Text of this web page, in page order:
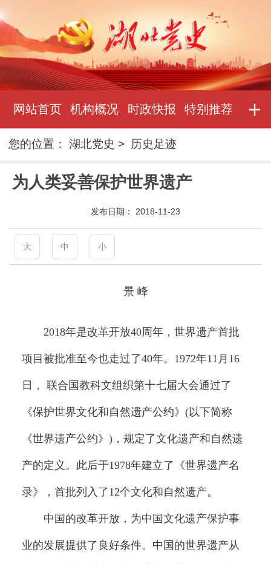
网站首页 机构概况 时政快报 特别推荐
您的位置：湖北党史 > 历史足迹
为人类妥善保护世界遗产
发布日期： 2018-11-23
大 中 小
景 峰
2018年是改革开放40周年，世界遗产首批
项目被批准至今也走过了40年。1972年11月16
日， 联合国教科文组织第十七届大会通过了
《保护世界文化和自然遗产公约》(以下简称
《世界遗产公约》)，规定了文化遗产和自然遗
产的定义。此后于1978年建立了《世界遗产名
录》，首批列入了12个文化和自然遗产。
中国的改革开放，为中国文化遗产保护事
业的发展提供了良好条件。中国的世界遗产从